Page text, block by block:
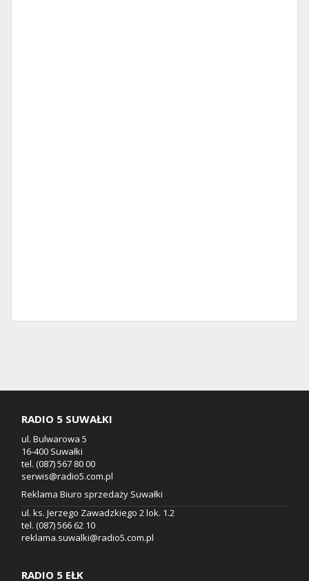
RADIO 5 SUWAŁKI
ul. Bulwarowa 5
16-400 Suwałki
tel. (087) 567 80 00
serwis@radio5.com.pl
Reklama Biuro sprzedaży Suwałki
ul. ks. Jerzego Zawadzkiego 2 lok. 1.2
tel. (087) 566 62 10
reklama.suwalki@radio5.com.pl
RADIO 5 EŁK